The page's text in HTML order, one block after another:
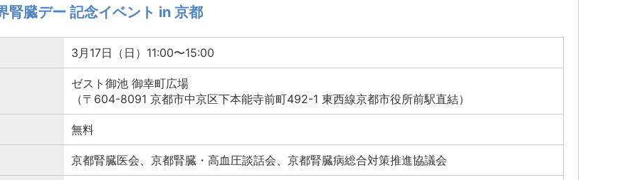
腎臓デー 記念イベント in 京都
3月17日（日）11:00〜15:00
ゼスト御池 御幸町広場
（〒604-8091 京都市中京区下本能寺前町492-1 東西線京都市役所前駅直結）
無料
京都腎臓医会、京都腎臓・高血圧談話会、京都腎臓病総合対策推進協議会